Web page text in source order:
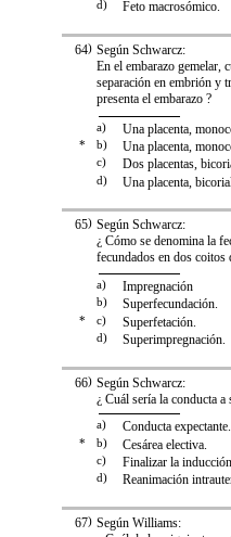
d) Feto macrosómico.
)
64 Según Schwarcz:
En el embarazo gemelar,
separación en embrión y
presenta el embarazo ?
a) Una placenta,
* b) Una placenta,
c) Dos placentas,
d) Una placenta,
)
65 Según Schwarcz:
¿ Cómo se denomina la
fecundados en dos coitos
a) Impregnación
b) Superfecundación.
* c) Superfetación.
d) Superimpregnación.
)
66 Según Schwarcz:
¿ Cuál sería la conducta
a) Conducta expectante.
* b) Cesárea electiva.
c) Finalizar la
d) Reanimación
)
67 Según Williams: